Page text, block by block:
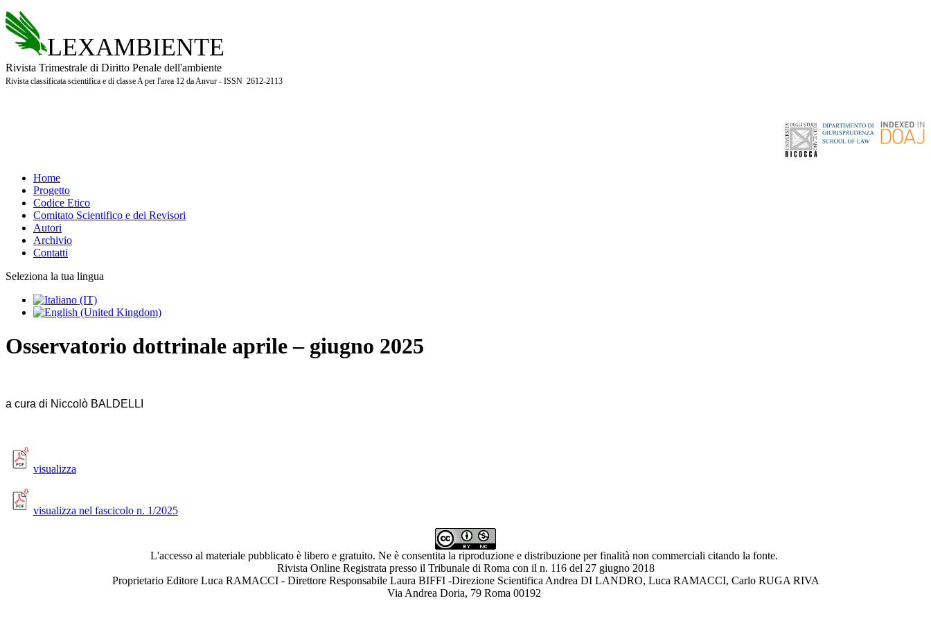
LEXAMBIENTE
Rivista Trimestrale di Diritto Penale dell'ambiente
Rivista classificata scientifica e di classe A per l'area 12 da Anvur - ISSN 2612-2113
Home
Progetto
Codice Etico
Comitato Scientifico e dei Revisori
Autori
Archivio
Contatti
Seleziona la tua lingua
Osservatorio dottrinale aprile – giugno 2025
a cura di Niccolò BALDELLI
visualizza
visualizza nel fascicolo n. 1/2025
L'accesso al materiale pubblicato è libero e gratuito. Ne è consentita la riproduzione e distribuzione per finalità non commerciali citando la fonte.
Rivista Online Registrata presso il Tribunale di Roma con il n. 116 del 27 giugno 2018
Proprietario Editore Luca RAMACCI - Direttore Responsabile Laura BIFFI -Direzione Scientifica Andrea DI LANDRO, Luca RAMACCI, Carlo RUGA RIVA
Via Andrea Doria, 79 Roma 00192